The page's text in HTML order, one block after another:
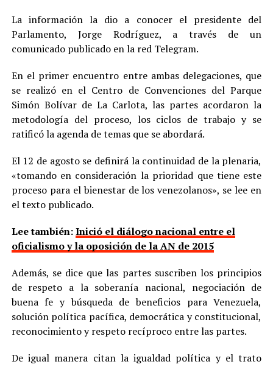
La información la dio a conocer el presidente del
Parlamento, Jorge Rodríguez, a través de un
comunicado publicado en la red Telegram.
En el primer encuentro entre ambas delegaciones, que
se realizó en el Centro de Convenciones del Parque
Simón Bolívar de La Carlota, las partes acordaron la
metodología del proceso, los ciclos de trabajo y se
ratificó la agenda de temas que se abordará.
El 12 de agosto se definirá la continuidad de la plenaria,
«tomando en consideración la prioridad que tiene este
proceso para el bienestar de los venezolanos», se lee en
el texto publicado.
Lee también:Inició el diálogo nacional entre el
oficialismo y la oposición de la AN de 2015
Además, se dice que las partes suscriben los principios
de respeto a la soberanía nacional, negociación de
buena fe y búsqueda de beneficios para Venezuela,
solución política pacífica, democrática y constitucional,
reconocimiento y respeto recíproco entre las partes.
De igual manera citan la igualdad política y el trato